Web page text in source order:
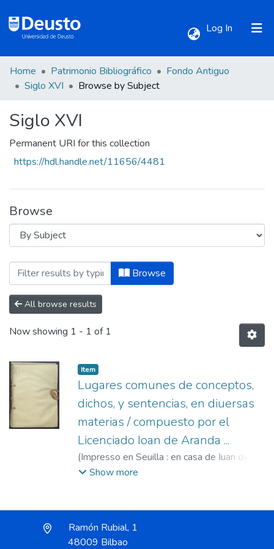
Log In (current)
Communities & Collections
All of DSpace
Home Patrimonio Bibliográfico
Fondo Antiguo
Siglo XVI
Browse by Subject
Siglo XVI
Permanent URI for this collection
https://hdl.handle.net/11656/4481
Browse
Browsing Siglo XVI by Subject
Browse
All browse results
Now showing 1 - 1 of 1
Item
Lugares comunes de conceptos,
dichos, y sentencias, en diuersas
materias / compuesto por el
Licenciado Ioan de Aranda ...
(Impresso en Seuilla : en casa de Iuan de
Leon : a costa de Diego Vazquez, mercader
Show more
Ramón Rubial, 1
48009 Bilbao